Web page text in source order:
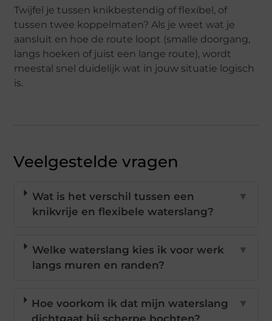
Twijfel je tussen knikbestendig of flexibel, of
tussen twee koppelmaten? Als je weet wat je
aansluit en hoe de route loopt (smalle doorgang,
langs hoeken of juist een lange route), wordt
meestal snel duidelijk wat in jouw situatie logisch
is.
Veelgestelde vragen
Wat is het verschil tussen een
knikvrije en flexibele waterslang?
▼
Welke waterslang kies ik voor werk
langs muren en randen?
▼
Hoe voorkom ik dat mijn waterslang
▼